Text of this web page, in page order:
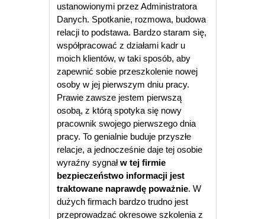
ustanowionymi przez Administratora
Danych. Spotkanie, rozmowa, budowa
relacji to podstawa. Bardzo staram się,
współpracować z działami kadr u
moich klientów, w taki sposób, aby
zapewnić sobie przeszkolenie nowej
osoby w jej pierwszym dniu pracy.
Prawie zawsze jestem pierwszą
osobą, z którą spotyka się nowy
pracownik swojego pierwszego dnia
pracy. To genialnie buduje przyszłe
relacje, a jednocześnie daje tej osobie
wyraźny sygnałw tej firmie
bezpieczeństwo informacji jest
traktowane naprawdę poważnie. W
dużych firmach bardzo trudno jest
przeprowadzać okresowe szkolenia z